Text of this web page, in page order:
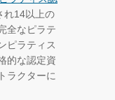
れ14以上の
全なピラテ
ピラティス
的な認定資
ラクターに